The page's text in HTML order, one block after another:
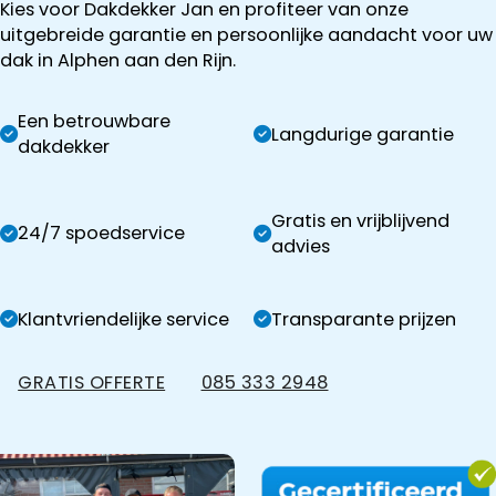
Kies voor Dakdekker Jan en profiteer van onze
uitgebreide garantie en persoonlijke aandacht voor uw
dak in Alphen aan den Rijn.
Een betrouwbare
dakdekker
Langdurige garantie
24/7 spoedservice
Gratis en vrijblijvend
advies
Klantvriendelijke service Transparante prijzen
GRATIS OFFERTE 085 333 2948